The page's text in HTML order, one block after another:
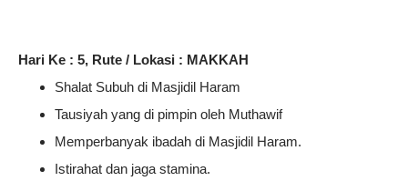
Hari Ke : 5, Rute / Lokasi : MAKKAH
Shalat Subuh di Masjidil Haram
Tausiyah yang di pimpin oleh Muthawif
Memperbanyak ibadah di Masjidil Haram.
Istirahat dan jaga stamina.